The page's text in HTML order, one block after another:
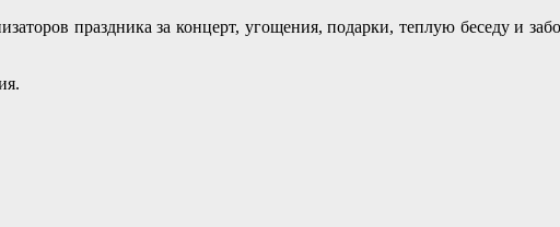
праздника за концерт, угощения, подарки, теплую беседу и